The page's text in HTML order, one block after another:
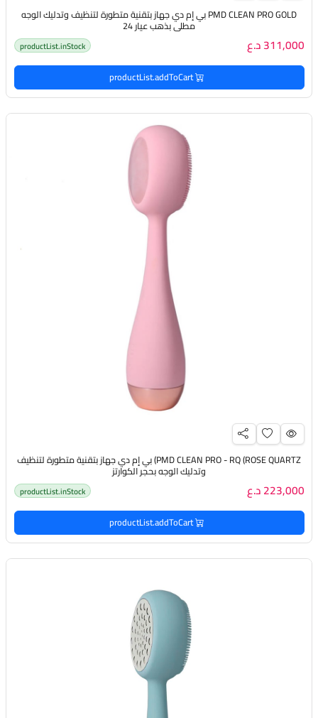
PMD CLEAN PRO GOLD بي إم دي جهاز بتقنية متطورة لتنظيف وتدليك الوجه
مطلي بذهب عيار 24
311,000 د.ع productList.inStock
productList.addToCart
PMD CLEAN PRO - RQ (ROSE QUARTZ) بي إم دي جهاز بتقنية متطورة لتنظيف
وتدليك الوجه بحجر الكوارتز
223,000 د.ع productList.inStock
productList.addToCart